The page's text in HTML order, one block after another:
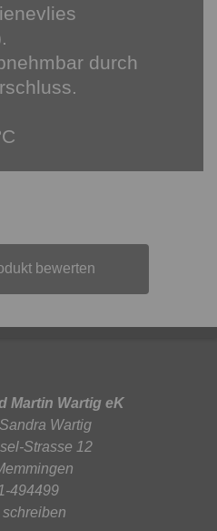
durch
bewerten
Martin Wartig eK
Wartig
Strasse 12
494499